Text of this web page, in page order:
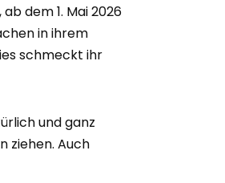
dem 1. Mai 2026
in ihrem
schmeckt ihr
und ganz
ziehen. Auch